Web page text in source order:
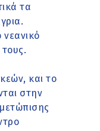
τα
και το
στην